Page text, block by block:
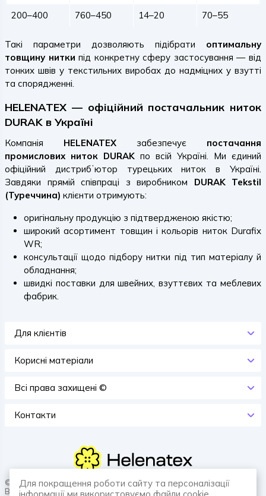
200–400
760–450 14–20 70–55
Такі параметри дозволяють підібрати оптимальну
товщину нитки під конкретну сферу застосування — від
тонких швів у текстильних виробах до надміцних у взутті
та спорядженні.
HELENATEX — офіційний постачальник ниток
DURAK в Україні
Компанія HELENATEX забезпечує постачання
промислових ниток DURAK по всій Україні. Ми єдиний
офіційний дистрибʼютор турецьких ниток в Україні.
Завдяки прямій співпраці з виробником DURAK Tekstil
(Туреччина) клієнти отримують:
оригінальну продукцію з підтвердженою якістю;
широкий асортимент товщин і кольорів ниток Durafix
WR;
консультації щодо підбору нитки під тип матеріалу й
обладнання;
швидкі поставки для швейних, взуттєвих та меблевих
фабрик.
Для клієнтів
Корисні матеріали
Всi права захищенi ©
Контакти
© 2026 HELENATEX «Ґудзики, вішаки, нитки. Власне виробництво.
Все для швейної справи.»
Для покращення роботи сайту та персоналізації